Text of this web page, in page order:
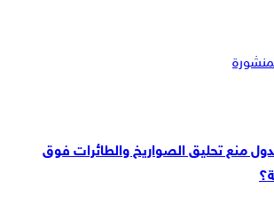
منع تحليق الصواريخ والطائرات فوق